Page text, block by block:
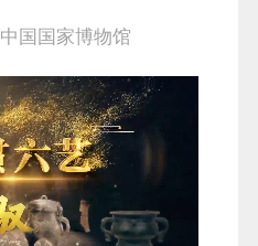
中国国家博物馆